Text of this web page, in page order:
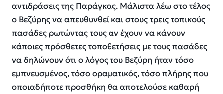
αντιδράσεις της Παράγκας. Μάλιστα λέω στο τέλος
ο Βεζύρης να απευθυνθεί και στους τρεις τοπικούς
πασάδες ρωτώντας τους αν έχουν να κάνουν
κάποιες πρόσθετες τοποθετήσεις με τους πασάδες
να δηλώνουν ότι ο λόγος του Βεζύρη ήταν τόσο
εμπνευσμένος, τόσο οραματικός, τόσο πλήρης που
οποιαδήποτε προσθήκη θα αποτελούσε καθαρή